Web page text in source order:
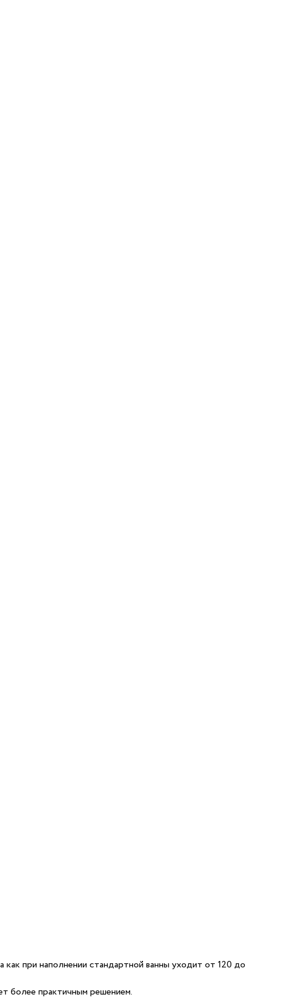
при наполнении стандартной ванны уходит от 120 до
более практичным решением.